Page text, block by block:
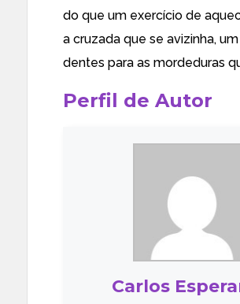
do que um exercício de
a cruzada que se avizinha,
dentes para as mordeduras
Perfil de Autor
Carlos